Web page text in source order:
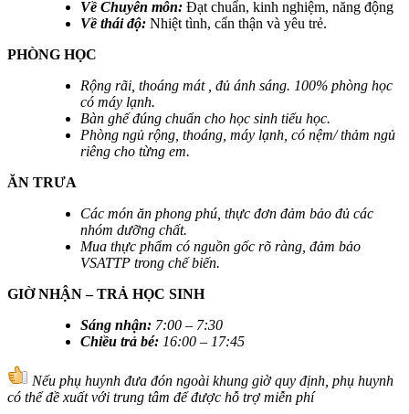
Về Chuyên môn: Đạt chuẩn, kinh nghiệm, năng động
Về thái độ: Nhiệt tình, cẩn thận và yêu trẻ.
PHÒNG HỌC
Rộng rãi, thoáng mát , đủ ánh sáng. 100% phòng học
có máy lạnh.
Bàn ghế đúng chuẩn cho học sinh tiểu học.
Phòng ngủ rộng, thoáng, máy lạnh, có nệm/ thảm ngủ
riêng cho từng em.
ĂN TRƯA
Các món ăn phong phú, thực đơn đảm bảo đủ các
nhóm dưỡng chất.
Mua thực phẩm có nguồn gốc rõ ràng, đảm bảo
VSATTP trong chế biến.
GIỜ NHẬN – TRẢ HỌC SINH
Sáng nhận: 7:00 – 7:30
Chiều trả bé: 16:00 – 17:45
Nếu phụ huynh đưa đón ngoài khung giờ quy định, phụ huynh
có thể đề xuất với trung tâm để được hỗ trợ miễn phí